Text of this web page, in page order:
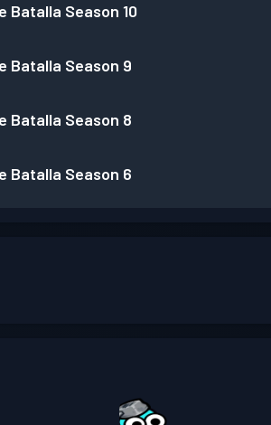
Batalla Season 10
Batalla Season 9
Batalla Season 8
Batalla Season 6